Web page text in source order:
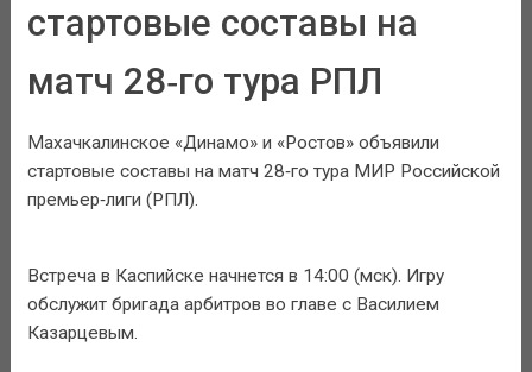
стартовые составы на
матч 28‑го тура РПЛ
Махачкалинское «Динамо» и «Ростов» объявили
стартовые составы на матч 28‑го тура МИР Российской
премьер‑лиги (РПЛ).
Встреча в Каспийске начнется в 14:00 (мск). Игру
обслужит бригада арбитров во главе с Василием
Казарцевым.